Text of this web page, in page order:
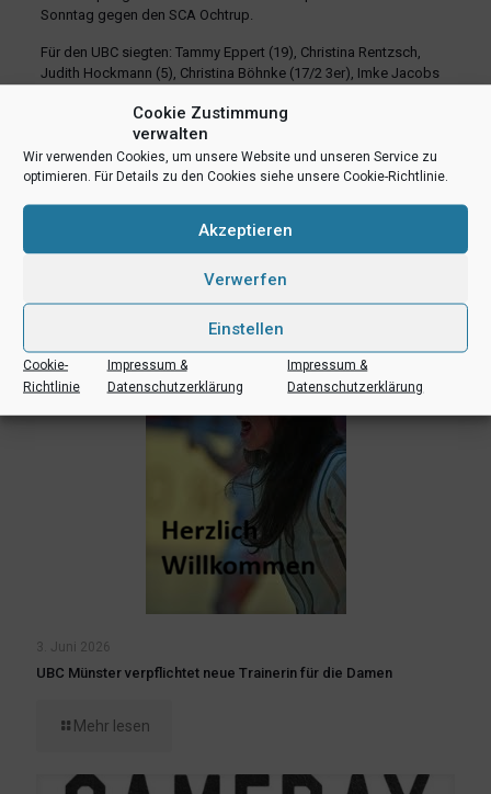
Cookie Zustimmung
verwalten
Wir verwenden Cookies, um unsere Website und unseren Service zu
optimieren. Für Details zu den Cookies siehe unsere Cookie-Richtlinie.
Akzeptieren
Verwerfen
Einstellen
Cookie-
Richtlinie
Impressum &
Datenschutzerklärung
Impressum &
Datenschutzerklärung
Sonntag gegen den SCA Ochtrup.
Für den UBC siegten: Tammy Eppert (19), Christina Rentzsch,
Judith Hockmann (5), Christina Böhnke (17/2 3er), Imke Jacobs
teilen
RSS-feed teilen teilen
3. Juni 2026
UBC Münster verpflichtet neue Trainerin für die Damen
Mehr lesen